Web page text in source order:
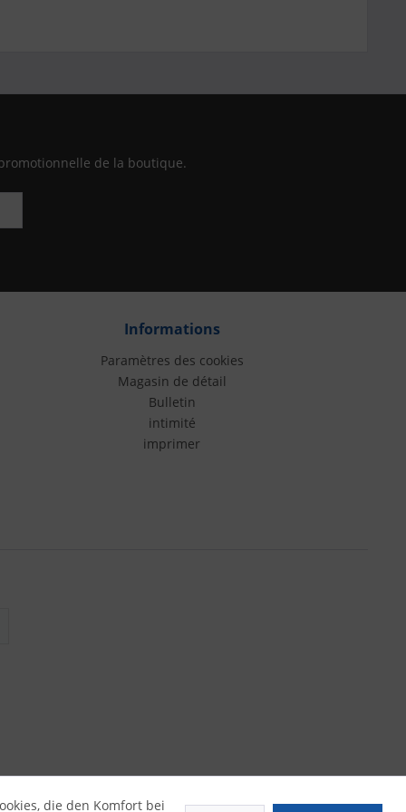
Informations
Paramètres des cookies
Magasin de détail
Bulletin
intimité
imprimer
de la boutique.
die den Komfort bei